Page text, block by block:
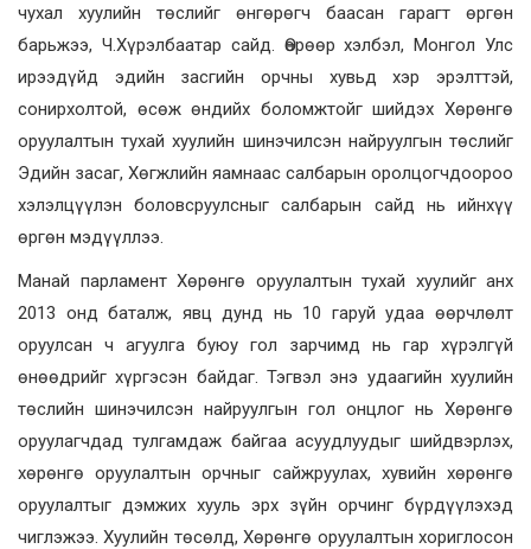
чухал хуулийн төслийг өнгөрөгч баасан гарагт өргөн
барьжээ, Ч.Хүрэлбаатар сайд. Өөрөөр хэлбэл, Монгол Улс
ирээдүйд эдийн засгийн орчны хувьд хэр эрэлттэй,
сонирхолтой, өсөж өндийх боломжтойг шийдэх Хөрөнгө
оруулалтын тухай хуулийн шинэчилсэн найруулгын төслийг
Эдийн засаг, Хөгжлийн яамнаас салбарын оролцогчдоороо
хэлэлцүүлэн боловсруулсныг салбарын сайд нь ийнхүү
өргөн мэдүүллээ.
Манай парламент Хөрөнгө оруулалтын тухай хуулийг анх
2013 онд баталж, явц дунд нь 10 гаруй удаа өөрчлөлт
оруулсан ч агуулга буюу гол зарчимд нь гар хүрэлгүй
өнөөдрийг хүргэсэн байдаг. Тэгвэл энэ удаагийн хуулийн
төслийн шинэчилсэн найруулгын гол онцлог нь Хөрөнгө
оруулагчдад тулгамдаж байгаа асуудлуудыг шийдвэрлэх,
хөрөнгө оруулалтын орчныг сайжруулах, хувийн хөрөнгө
оруулалтыг дэмжих хууль эрх зүйн орчинг бүрдүүлэхэд
чиглэжээ. Хуулийн төсөлд, Хөрөнгө оруулалтын хориглосон